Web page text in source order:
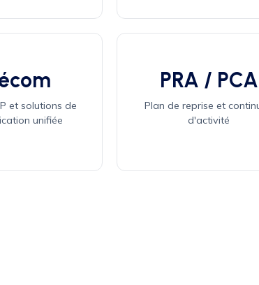
et solutions de
unifiée
PRA / PCA
Plan de reprise et
d'activité